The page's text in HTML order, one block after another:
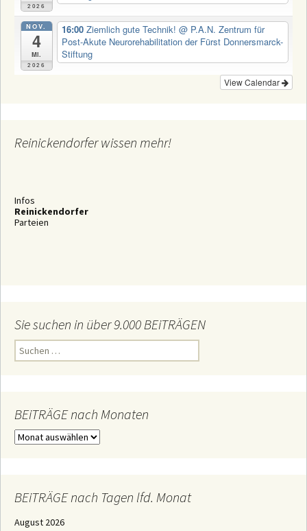
2026
NOV.
4
Mi.
2026
16:00 Ziemlich gute Technik! @ P.A.N. Zentrum für
Post-Akute Neurorehabilitation der Fürst Donnersmarck-
Stiftung
View Calendar
Reinickendorfer wissen mehr!
Infos
Reinickendorfer
Parteien
Sie suchen in über 9.000 BEiTRÄGEN
n
a
c
h
BEiTRÄGE nach Monaten
B
E
G
n
BEiTRÄGE nach Tagen lfd. Monat
August 2026